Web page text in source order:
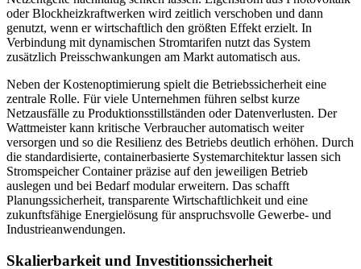
oder Blockheizkraftwerken wird zeitlich verschoben und dann
genutzt, wenn er wirtschaftlich den größten Effekt erzielt. In
Verbindung mit dynamischen Stromtarifen nutzt das System
zusätzlich Preisschwankungen am Markt automatisch aus.
Neben der Kostenoptimierung spielt die Betriebssicherheit eine
zentrale Rolle. Für viele Unternehmen führen selbst kurze
Netzausfälle zu Produktionsstillständen oder Datenverlusten. Der
Wattmeister kann kritische Verbraucher automatisch weiter
versorgen und so die Resilienz des Betriebs deutlich erhöhen. Durch
die standardisierte, containerbasierte Systemarchitektur lassen sich
Stromspeicher Container präzise auf den jeweiligen Betrieb
auslegen und bei Bedarf modular erweitern. Das schafft
Planungssicherheit, transparente Wirtschaftlichkeit und eine
zukunftsfähige Energielösung für anspruchsvolle Gewerbe- und
Industrieanwendungen.
Skalierbarkeit und Investitionssicherheit